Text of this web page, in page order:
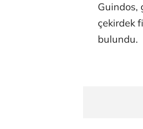
Guindos,
çekirdek
bulundu.